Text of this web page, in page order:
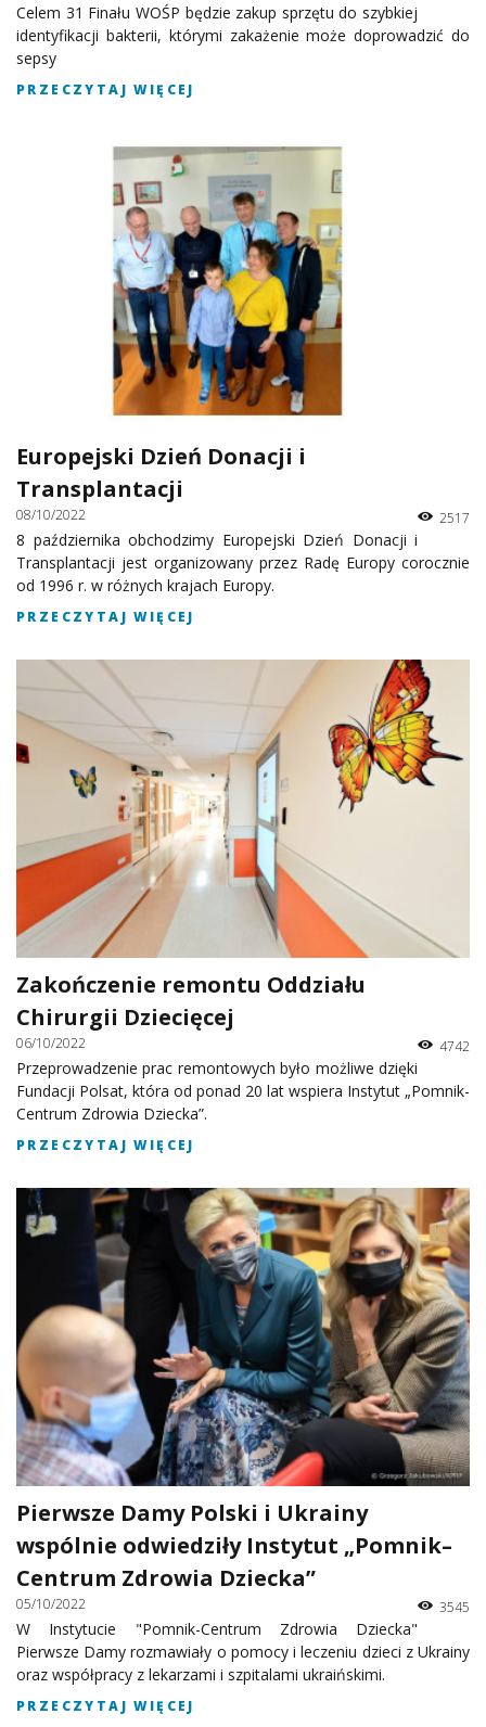
Celem 31 Finału WOŚP będzie zakup sprzętu do szybkiej
identyfikacji bakterii, którymi zakażenie może doprowadzić do
sepsy
PRZECZYTAJ WIĘCEJ
Europejski Dzień Donacji i
Transplantacji
08/10/2022 2517
8 października obchodzimy Europejski Dzień Donacji i
Transplantacji jest organizowany przez Radę Europy corocznie
od 1996 r. w różnych krajach Europy.
PRZECZYTAJ WIĘCEJ
Zakończenie remontu Oddziału
Chirurgii Dziecięcej
06/10/2022 4742
Przeprowadzenie prac remontowych było możliwe dzięki
Fundacji Polsat, która od ponad 20 lat wspiera Instytut „Pomnik-
Centrum Zdrowia Dziecka”.
PRZECZYTAJ WIĘCEJ
Pierwsze Damy Polski i Ukrainy
wspólnie odwiedziły Instytut „Pomnik–
Centrum Zdrowia Dziecka”
05/10/2022 3545
W Instytucie "Pomnik-Centrum Zdrowia Dziecka"
Pierwsze Damy rozmawiały o pomocy i leczeniu dzieci z Ukrainy
oraz współpracy z lekarzami i szpitalami ukraińskimi.
PRZECZYTAJ WIĘCEJ